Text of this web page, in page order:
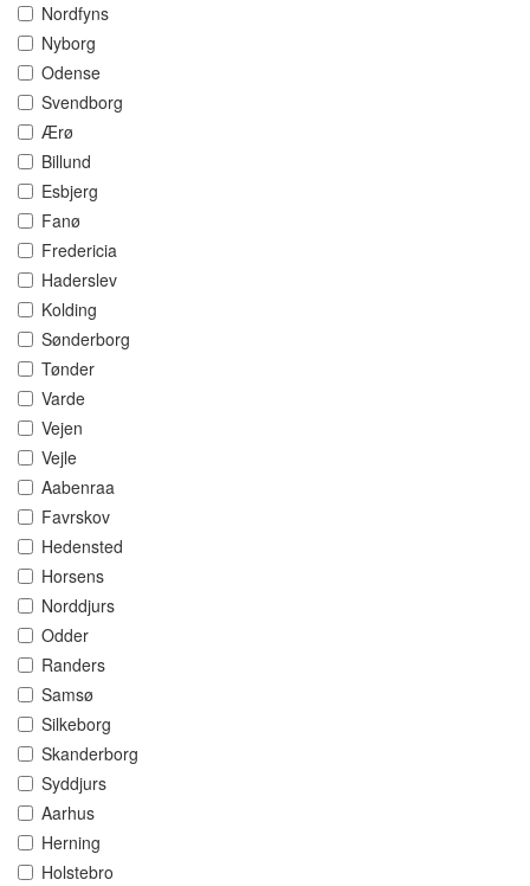
Nordfyns
Nyborg
Odense
Svendborg
Ærø
Billund
Esbjerg
Fanø
Fredericia
Haderslev
Kolding
Sønderborg
Tønder
Varde
Vejen
Vejle
Aabenraa
Favrskov
Hedensted
Horsens
Norddjurs
Odder
Randers
Samsø
Silkeborg
Skanderborg
Syddjurs
Aarhus
Herning
Holstebro